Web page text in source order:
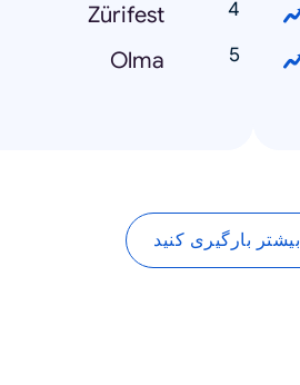
Zürifest
Olma
بیشتر بارگیری کنید